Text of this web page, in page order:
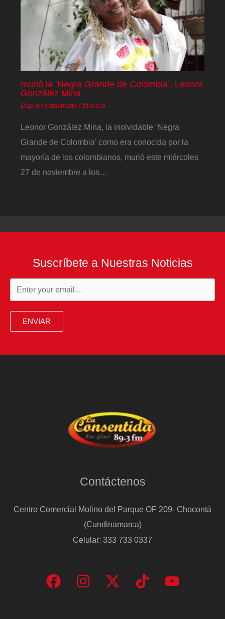
murió la ‘Negra Grande de Colombia’, Leonor
González Mina
Deja un comentario / Musical
Leonor González Mina, la inolvidable ‘Negra
Grande de Colombia’ como era conocida por la
mayoría de los colombianos, murió este miércoles
27 de noviembre a los…
Suscríbete a Nuestras Noticias
ENVIAR
Contáctenos
Centro Comercial Molino del Parque OF 209- Chocontá
(Cundinamarca)
Celular: 333 733 0337